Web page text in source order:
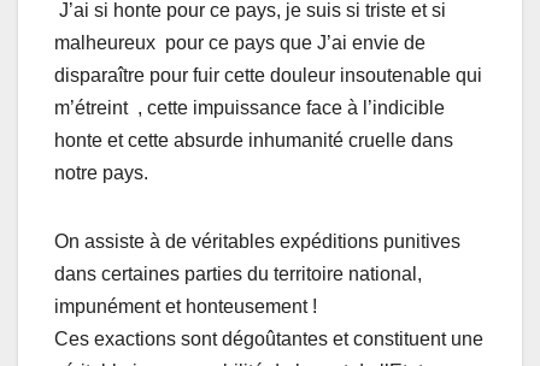
J’ai si honte pour ce pays, je suis si triste et si
malheureux pour ce pays que J’ai envie de
disparaître pour fuir cette douleur insoutenable qui
m’étreint , cette impuissance face à l’indicible
honte et cette absurde inhumanité cruelle dans
notre pays.
On assiste à de véritables expéditions punitives
dans certaines parties du territoire national,
impunément et honteusement !
Ces exactions sont dégoûtantes et constituent une